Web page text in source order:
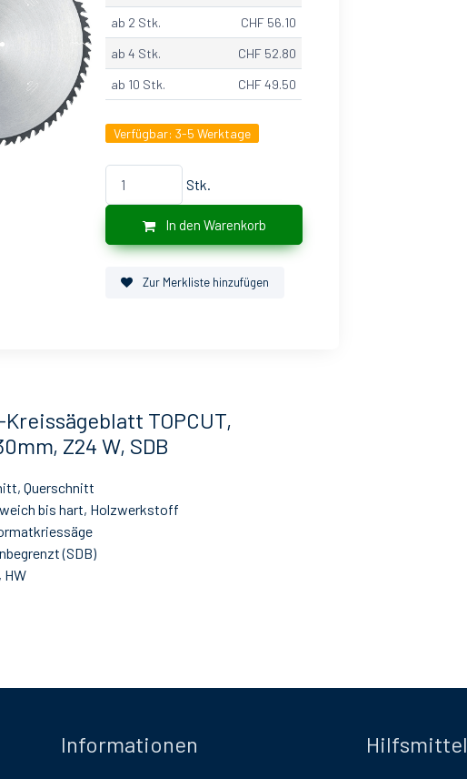
ab 2 Stk.
CHF 56.10
ab 4 Stk.
CHF 52.80
ab 10 Stk.
CHF 49.50
Verfügbar:3-5 Werktage
Stk.
In den Warenkorb
Zur Merkliste hinzufügen
TOPCUT,
Z24 W, SDB
Querschnitt
bis hart, Holzwerkstoff
(SDB)
HW
Informationen Hilfsmittel